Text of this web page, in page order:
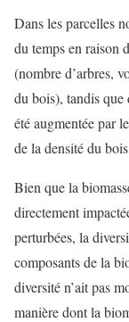
Dans les parcelles
du temps en raison
(nombre d’arbres,
du bois), tandis que
été augmentée par
de la densité du
Bien que la
directement
perturbées, la
composants de la
diversité n’ait pas
manière dont la